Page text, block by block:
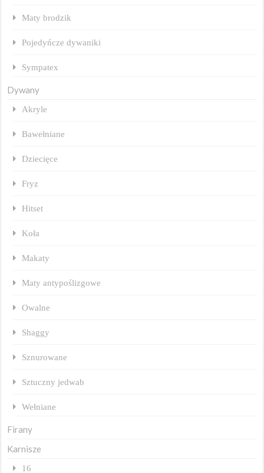
Maty brodzik
Pojedyńcze dywaniki
Sympatex
Dywany
Akryle
Bawełniane
Dziecięce
Fryz
Hitset
Koła
Makaty
Maty antypoślizgowe
Owalne
Shaggy
Sznurowane
Sztuczny jedwab
Wełniane
Firany
Karnisze
16